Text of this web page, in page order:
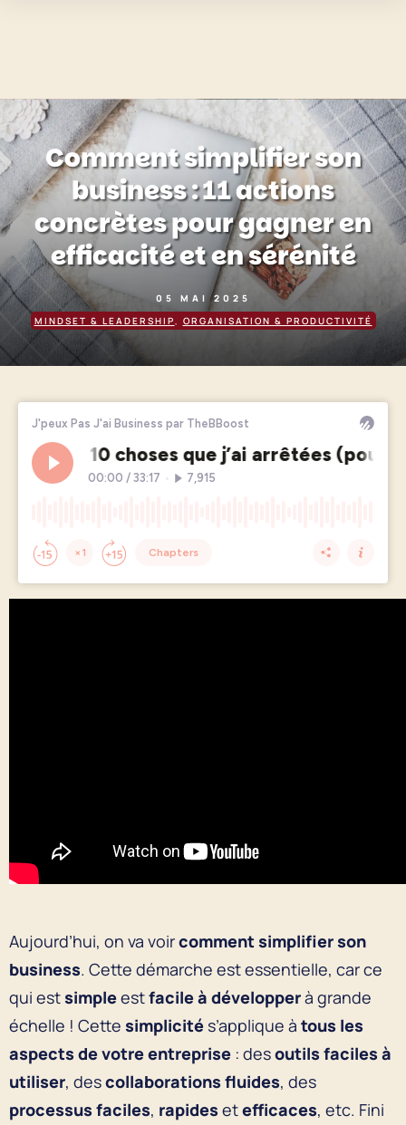
Comment simplifier son
business : 11 actions
concrètes pour gagner en
efficacité et en sérénité
05 MAI 2025
MINDSET & LEADERSHIP
ORGANISATION & PRODUCTIVITÉ
Aujourd’hui, on va voircomment simplifier son
business. Cette démarche est essentielle, car ce
qui estsimpleestfacile à développerà grande
échelle ! Cette simplicité s’applique à tous les
aspects de votre entreprise : desoutils faciles à
utiliser, descollaborations fluides, des
processus faciles, rapides etefficaces, etc. Fini